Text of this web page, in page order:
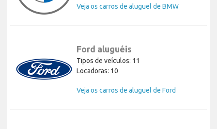
Veja os carros de aluguel de BMW
Ford aluguéis
Tipos de veículos: 11
Locadoras: 10
Veja os carros de aluguel de Ford